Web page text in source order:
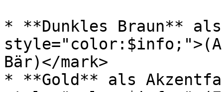
* **Dunkles Braun** als
Bär)</mark>
* **Gold** als